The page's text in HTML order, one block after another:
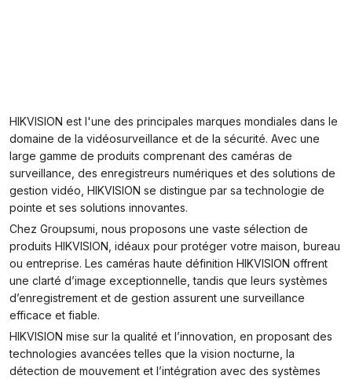
HIKVISION est l'une des principales marques mondiales dans le
domaine de la vidéosurveillance et de la sécurité. Avec une
large gamme de produits comprenant des caméras de
surveillance, des enregistreurs numériques et des solutions de
gestion vidéo, HIKVISION se distingue par sa technologie de
pointe et ses solutions innovantes.
Chez Groupsumi, nous proposons une vaste sélection de
produits HIKVISION, idéaux pour protéger votre maison, bureau
ou entreprise. Les caméras haute définition HIKVISION offrent
une clarté d’image exceptionnelle, tandis que leurs systèmes
d’enregistrement et de gestion assurent une surveillance
efficace et fiable.
HIKVISION mise sur la qualité et l’innovation, en proposant des
technologies avancées telles que la vision nocturne, la
détection de mouvement et l’intégration avec des systèmes